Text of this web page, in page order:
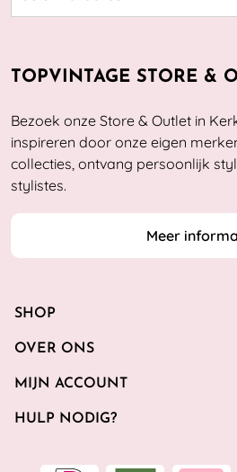
TOPVINTAGE STORE &
Bezoek onze Store & Outlet in
inspireren door onze eigen
collecties, ontvang persoonlijk
stylistes.
Meer
SHOP
OVER ONS
MIJN ACCOUNT
HULP NODIG?